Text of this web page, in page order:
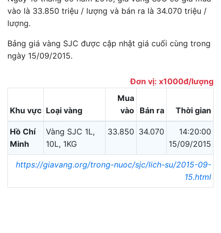
vào là 33.850 triệu / lượng và bán ra là 34.070 triệu /
lượng.
Bảng giá vàng SJC được cập nhật giá cuối cùng trong
ngày 15/09/2015.
Đơn vị: x1000đ/lượng
Khu vực Loại vàng
Mua
vào Bán ra Thời gian
Hồ Chí
Minh
Vàng SJC 1L,
10L, 1KG
33.850 34.070
14:20:00
15/09/2015
https://giavang.org/trong-nuoc/sjc/lich-su/2015-09-
15.html